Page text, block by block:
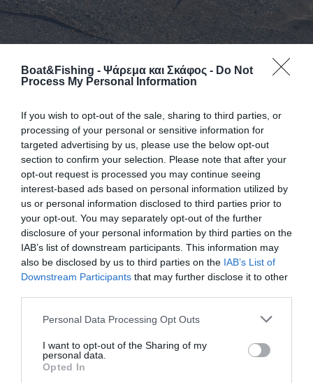
Boat&Fishing - Ψάρεμα και Σκάφος - Do Not
Process My Personal Information
If you wish to opt-out of the sale, sharing to third parties, or
processing of your personal or sensitive information for
targeted advertising by us, please use the below opt-out
section to confirm your selection. Please note that after your
opt-out request is processed you may continue seeing
interest-based ads based on personal information utilized by
us or personal information disclosed to third parties prior to
your opt-out. You may separately opt-out of the further
disclosure of your personal information by third parties on the
IAB’s list of downstream participants. This information may
also be disclosed by us to third parties on the IAB’s List of
Downstream Participants that may further disclose it to other
Personal Data Processing Opt Outs
I want to opt-out of the Sharing of my
personal data.
Opted In
Μια τούνα περίπου 40 κιλών ξέβρασε η
θάλασσα στην περιοχή του Κολοβρέχτη
Όπως αναφέρει το psaxna.gr, το ψάρι
φαίνεται χτυπημένο πιθανών από προπέλα.
Το αντίκρυσαν στη παραλία περιπατητές
στην περιοχή του Κολοβρέχτη.
Το πιο πιθανόν είναι το ψάρι να πιάστηκε σε κάποιο
αλιευτικό εργαλείο και να «έσκασε» ή λόγω της
απαγόρευσης αλιείας του να το πέταξαν για να
αποφύγουν το τσουχτερό πρόστιμο σε περίπτωση
ελέγχου.